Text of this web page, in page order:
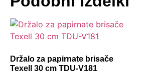
Držalo za papirnate brisače
Texell 30 cm TDU-V181